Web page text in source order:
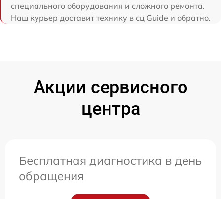
специального оборудования и сложного ремонта.
Наш курьер доставит технику в сц Guide и обратно.
Акции сервисного
центра
Бесплатная диагностика в день
обращения